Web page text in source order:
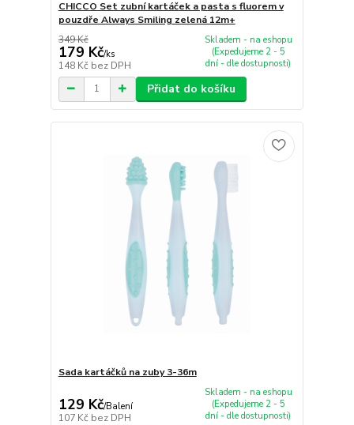
CHICCO Set zubní kartáček a pasta s fluorem v
pouzdře Always Smiling zelená 12m+
349 Kč
179 Kč/ks
148 Kč bez DPH
Skladem - na eshopu
(Expedujeme 2 - 5
dní - dle dostupnosti)
Přidat do košíku
Sada kartáčků na zuby 3-36m
129 Kč/Balení
107 Kč bez DPH
Skladem - na eshopu
(Expedujeme 2 - 5
dní - dle dostupnosti)